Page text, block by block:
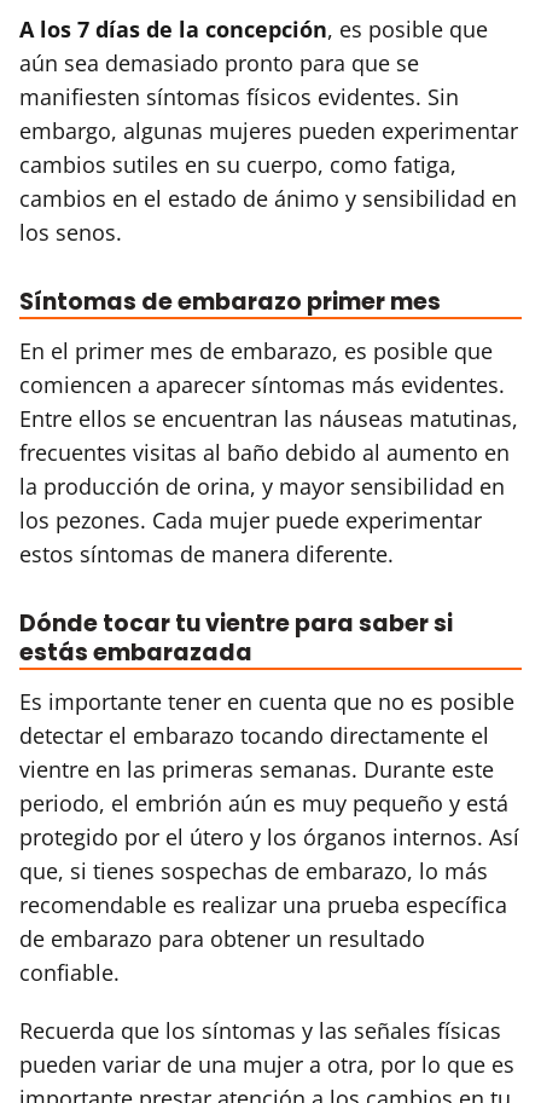
A los 7 días de la concepción, es posible que
aún sea demasiado pronto para que se
manifiesten síntomas físicos evidentes. Sin
embargo, algunas mujeres pueden experimentar
cambios sutiles en su cuerpo, como fatiga,
cambios en el estado de ánimo y sensibilidad en
los senos.
Síntomas de embarazo primer mes
En el primer mes de embarazo, es posible que
comiencen a aparecer síntomas más evidentes.
Entre ellos se encuentran las náuseas matutinas,
frecuentes visitas al baño debido al aumento en
la producción de orina, y mayor sensibilidad en
los pezones. Cada mujer puede experimentar
estos síntomas de manera diferente.
Dónde tocar tu vientre para saber si
estás embarazada
Es importante tener en cuenta que no es posible
detectar el embarazo tocando directamente el
vientre en las primeras semanas. Durante este
periodo, el embrión aún es muy pequeño y está
protegido por el útero y los órganos internos. Así
que, si tienes sospechas de embarazo, lo más
recomendable es realizar una prueba específica
de embarazo para obtener un resultado
confiable.
Recuerda que los síntomas y las señales físicas
pueden variar de una mujer a otra, por lo que es